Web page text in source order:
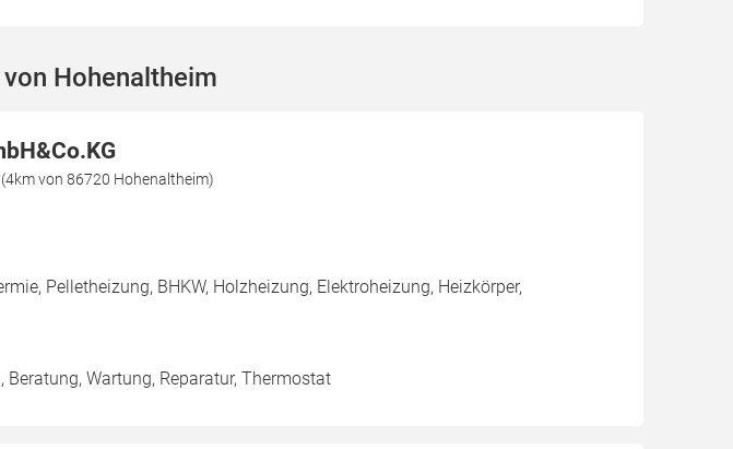
Hohenaltheim
von 86720 Hohenaltheim)
Pelletheizung, BHKW, Holzheizung, Elektroheizung, Heizkörper,
Wartung, Reparatur, Thermostat